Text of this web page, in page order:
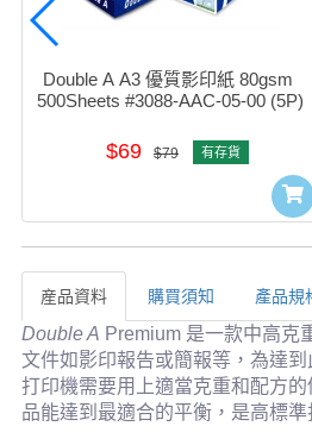
Double A A3 優質影印紙 80gsm
500Sheets #3088-AAC-05-00 (5P)
$69 $79 有存貨
産品資料 購買須知 產品規
産品資料
Double A Premium 是一款中高克
文件如影印報告或簡報等，為達到
打印機需要用上適當克重和配方
品能達到最適合的平衡，是高標準